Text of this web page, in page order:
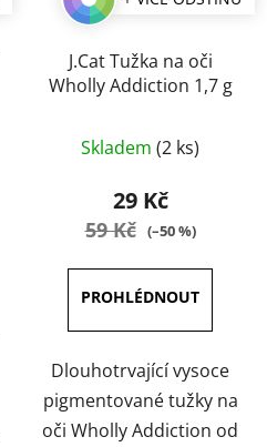
J.Cat Tužka na oči
Wholly Addiction 1,7 g
hodnocení
produktu
5
hvězdiček.
Skladem (2 ks)
29 Kč
59 Kč (–50 %)
Dlouhotrvající vysoce
pigmentované tužky na
oči Wholly Addiction od